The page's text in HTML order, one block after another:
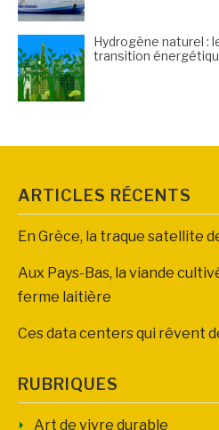
Hydrogène naturel :
transition
ARTICLES RÉCENTS
En Grèce, la traque satellite
Aux Pays-Bas, la viande
ferme laitière
Ces data centers qui rêvent
RUBRIQUES
Art de vivre durable